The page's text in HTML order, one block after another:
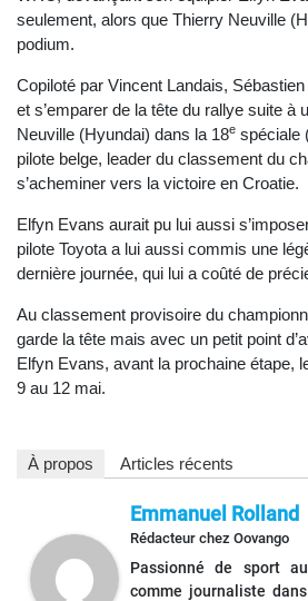
seulement, alors que Thierry Neuville
podium.
Copiloté par Vincent Landais,
et s’emparer de la tête du rallye suite à
Neuville (Hyundai) dans la 18e spéciale
pilote belge, leader du classement du
s’acheminer vers la victoire en Croatie.
Elfyn Evans aurait pu lui aussi
pilote Toyota a lui aussi commis une
dernière journée, qui lui a coûté de
Au classement provisoire du
garde la tête mais avec un petit point
Elfyn Evans, avant la prochaine étape,
9 au 12 mai.
À propos Articles récents
Emmanuel Rolland
Rédacteur chez Oovango
Passionné de sport
comme journaliste